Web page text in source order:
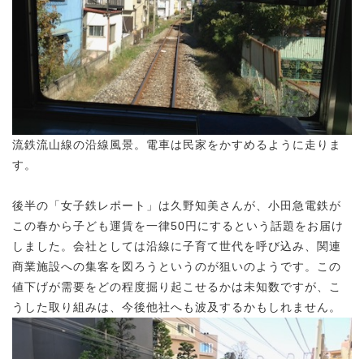
流鉄流山線の沿線風景。電車は民家をかすめるように走りま
す。
後半の「女子鉄レポート」は久野知美さんが、小田急電鉄が
この春から子ども運賃を一律50円にするという話題をお届け
しました。会社としては沿線に子育て世代を呼び込み、関連
商業施設への集客を図ろうというのが狙いのようです。この
値下げが需要をどの程度掘り起こせるかは未知数ですが、こ
うした取り組みは、今後他社へも波及するかもしれません。